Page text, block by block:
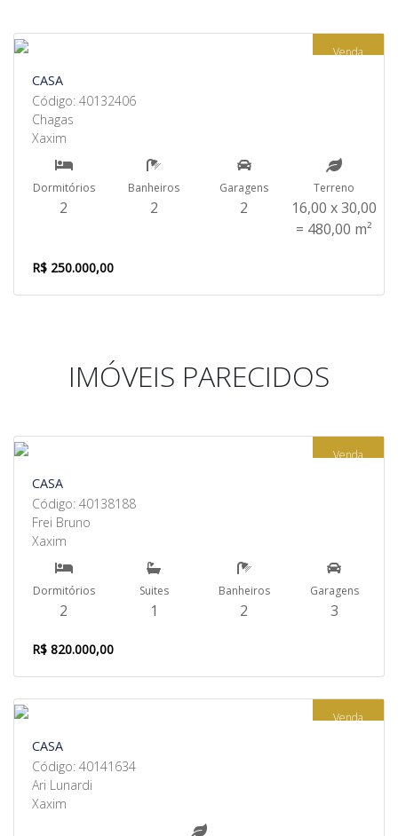
Venda
CASA
Código: 40132406
Chagas
Xaxim
Dormitórios
2
Banheiros
2
Garagens
2
Terreno
16,00 x 30,00
= 480,00 m²
R$ 250.000,00
IMÓVEIS PARECIDOS
Venda
CASA
Código: 40138188
Frei Bruno
Xaxim
Dormitórios
2
Suites
1
Banheiros
2
Garagens
3
R$ 820.000,00
Venda
CASA
Código: 40141634
Ari Lunardi
Xaxim